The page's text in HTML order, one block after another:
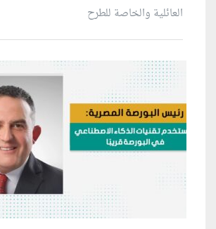
العائلية والخاصة للطرح